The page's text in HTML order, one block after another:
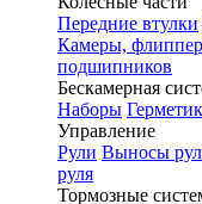
Передние втулки
Камеры,
подшипников
Бескамерная
Наборы
Управление
Рули Выносы
руля
Тормозные